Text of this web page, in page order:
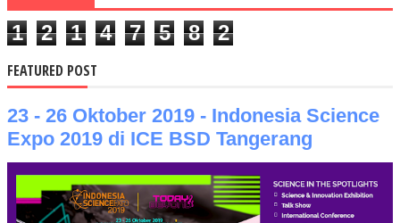
1 2 1 4 7 5 8 2
FEATURED POST
23 - 26 Oktober 2019 - Indonesia Science
Expo 2019 di ICE BSD Tangerang